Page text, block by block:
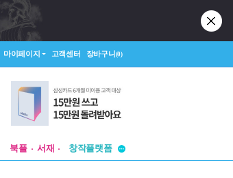
마이페이지 고객센터 장바구니(0)
북플 서재
창작플랫폼